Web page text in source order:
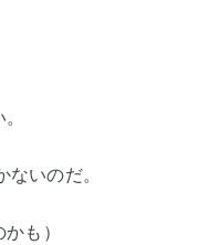
いのだ。
も）